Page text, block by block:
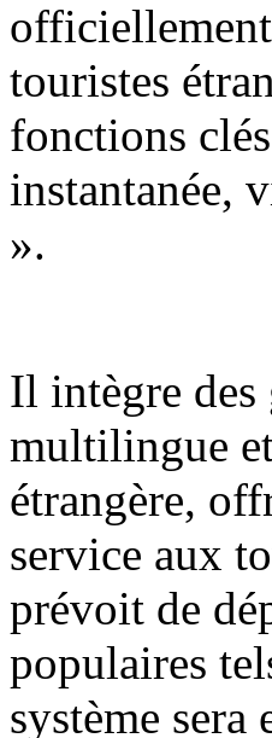
touristes
fonctions
instantanée,
».
Il intègre des
multilingue
étrangère,
service aux
prévoit de
populaires
système